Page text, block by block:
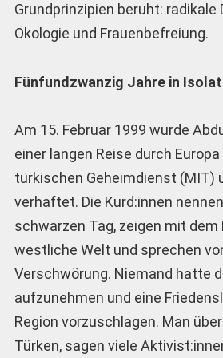
Grundprinzipien beruht: radikale
Ökologie und Frauenbefreiung.
Fünfundzwanzig Jahre in
Am 15. Februar 1999 wurde
einer langen Reise durch
türkischen Geheimdienst (MIT)
verhaftet. Die Kurd:innen
schwarzen Tag, zeigen mit dem
westliche Welt und sprechen
Verschwörung. Niemand hatte
aufzunehmen und eine
Region vorzuschlagen. Man
Türken, sagen viele